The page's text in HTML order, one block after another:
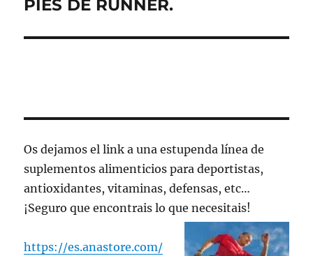
Entrada
PIES DE RUNNER.
Os dejamos el link a una estupenda línea de
suplementos alimenticios para deportistas,
antioxidantes, vitaminas, defensas, etc…
¡Seguro que encontrais lo que necesitais!
https://es.anastore.com/